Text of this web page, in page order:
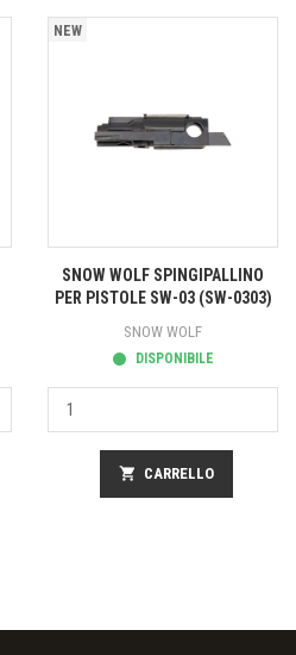
NEW
SNOW WOLF SPINGIPALLINO
PER PISTOLE SW-03 (SW-0303)
SNOW WOLF
DISPONIBILE
shopping_cart CARRELLO